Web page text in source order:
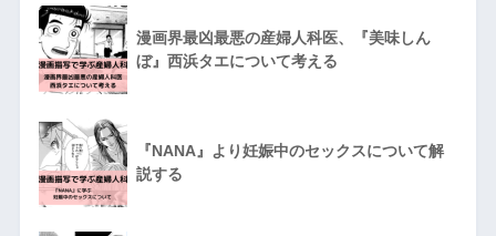
漫画界最凶最悪の産婦人科医、『美味しん
ぼ』西浜タエについて考える
『NANA』より妊娠中のセックスについて解
説する